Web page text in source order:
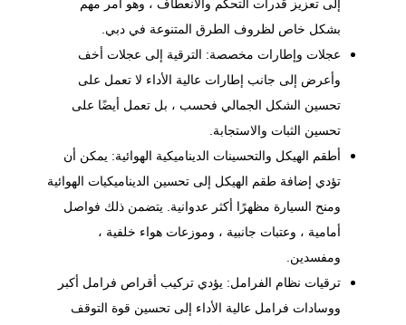
إلى تعزيز قدرات التحكم والانعطاف ، وهو أمر مهم
بشكل خاص لظروف الطرق المتنوعة في دبي.
عجلات وإطارات مخصصة: الترقية إلى عجلات أخف
وأعرض إلى جانب إطارات عالية الأداء لا تعمل على
تحسين الشكل الجمالي فحسب ، بل تعمل أيضًا على
تحسين الثبات والاستجابة.
أطقم الهيكل والتحسينات الديناميكية الهوائية: يمكن أن
تؤدي إضافة طقم الهيكل إلى تحسين الديناميكيات الهوائية
ومنح السيارة مظهرًا أكثر عدوانية. يتضمن ذلك فواصل
أمامية ، وعتبات جانبية ، وموزعات هواء خلفية ،
ومفسدين.
ترقيات نظام الفرامل: يؤدي تركيب أقراص فرامل أكبر
ووسادات فرامل عالية الأداء إلى تحسين قوة التوقف